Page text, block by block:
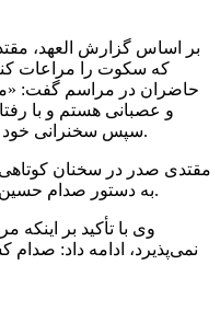
بر اساس گزارش العهد،
که سکوت را مراعات
حاضران در مراسم گفت: «من
و عصبانی هستم و با
سپس سخنرانی خود را نیمه تمام رها و مراسم را ترک کرد.
مقتدی صدر در سخنان
به دستور صدام حسین پدرم و دو برادرم را به شهادت رساند.
وی با تأکید بر
نمی‌پذیرد، ادامه داد: